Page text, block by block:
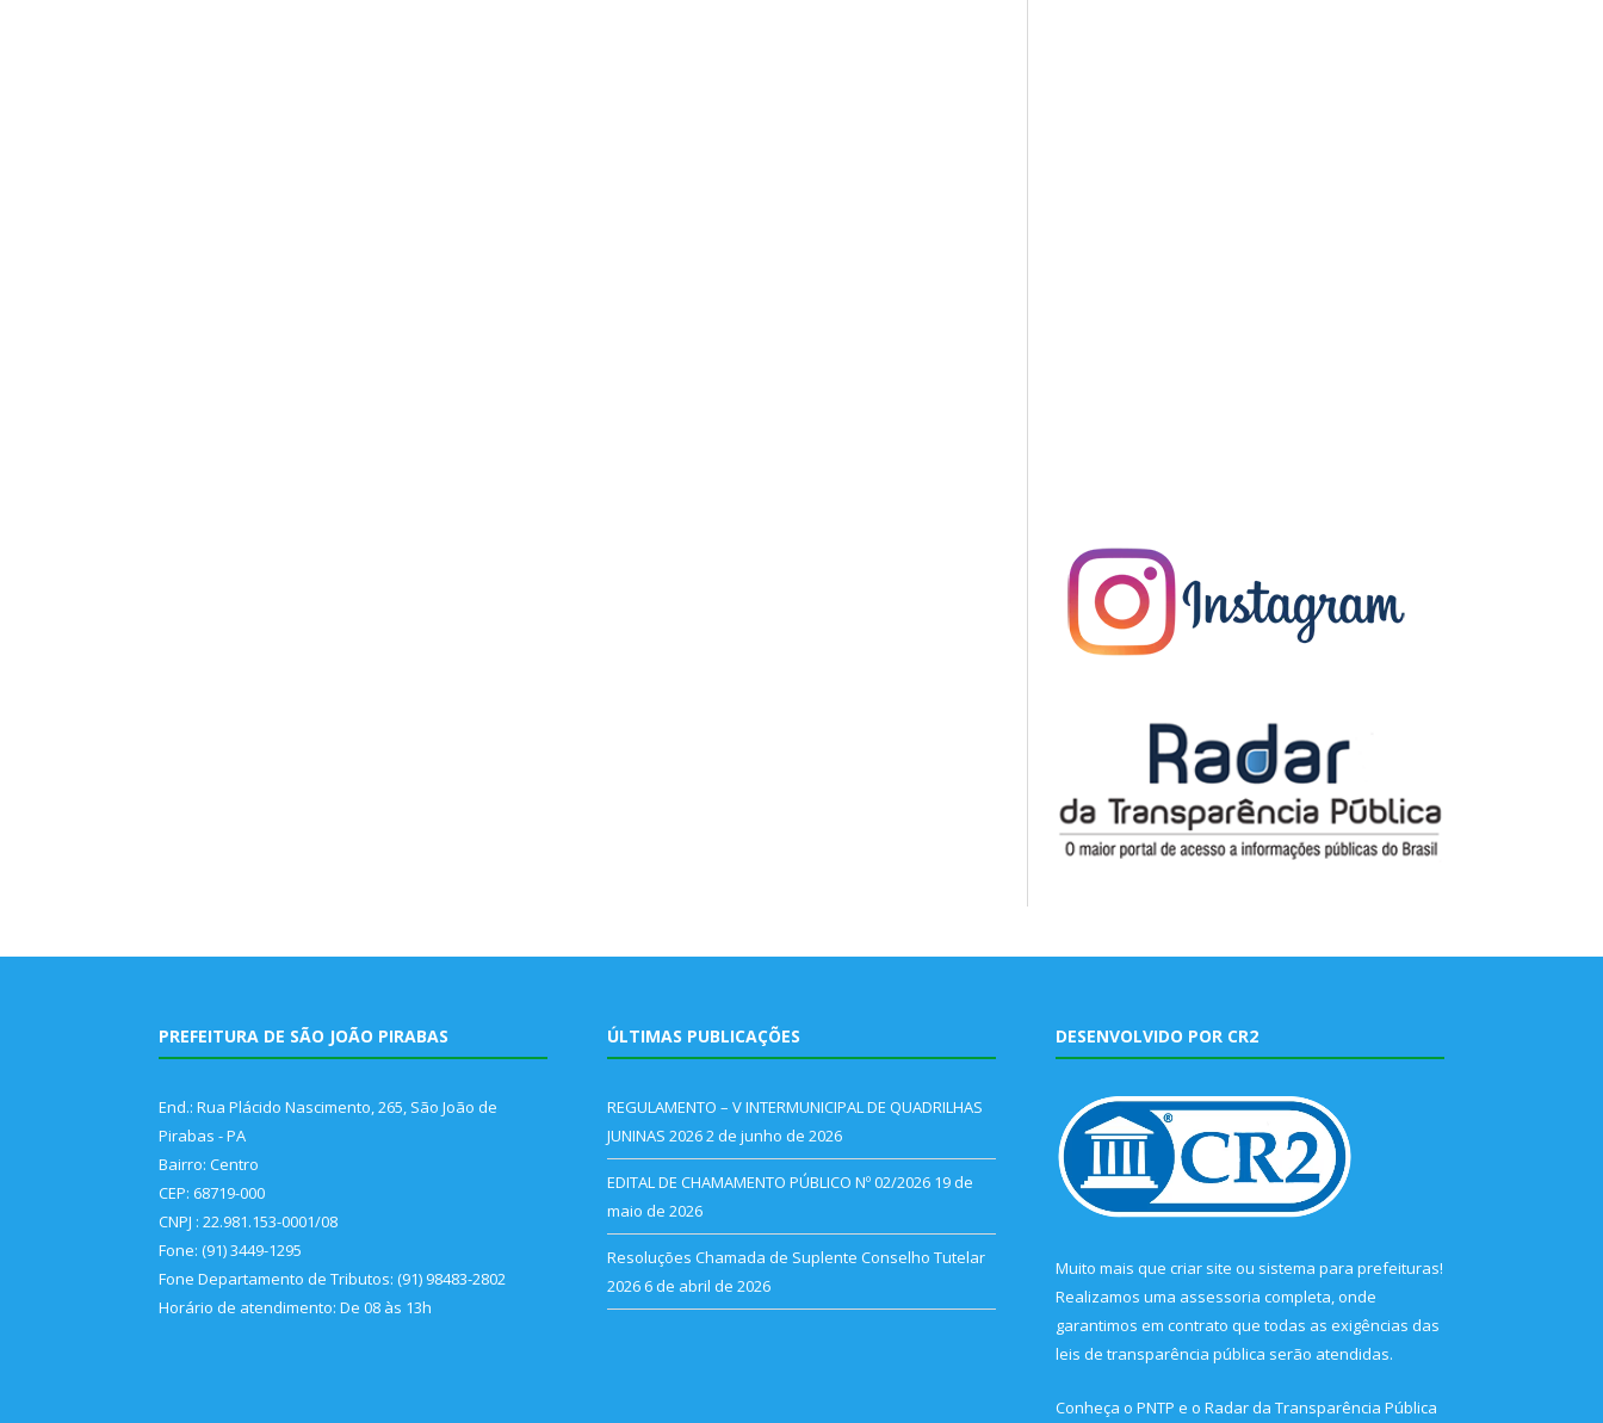
PREFEITURA DE SÃO JOÃO PIRABAS
End.: Rua Plácido Nascimento, 265, São João de
Pirabas - PA
Bairro: Centro
CEP: 68719-000
CNPJ : 22.981.153-0001/08
Fone: (91) 3449-1295
Fone Departamento de Tributos: (91) 98483-2802
Horário de atendimento: De 08 às 13h
ÚLTIMAS PUBLICAÇÕES
REGULAMENTO – V INTERMUNICIPAL DE QUADRILHAS
JUNINAS 20262 de junho de 2026
EDITAL DE CHAMAMENTO PÚBLICO Nº 02/2026 19 de
maio de 2026
Resoluções Chamada de Suplente Conselho Tutelar
2026 6 de abril de 2026
DESENVOLVIDO POR CR2
Muito mais que criar site ou sistema para prefeituras!
Realizamos uma assessoria completa, onde
garantimos em contrato que todas as exigências das
leis de transparência pública serão atendidas.
Conheça o PNTP e o Radar da Transparência Pública